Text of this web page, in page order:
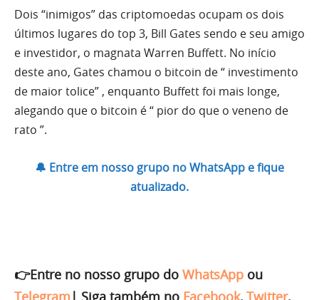
Dois “inimigos” das criptomoedas ocupam os dois
últimos lugares do top 3, Bill Gates sendo e seu amigo
e investidor, o magnata Warren Buffett. No início
deste ano, Gates chamou o bitcoin de “ investimento
de maior tolice” , enquanto Buffett foi mais longe,
alegando que o bitcoin é “ pior do que o veneno de
rato ”.
🔔 Entre em nosso grupo no WhatsApp e fique
atualizado.
👉Entre no nosso grupo do WhatsApp ou
Telegram | Siga também no Facebook, Twitter,